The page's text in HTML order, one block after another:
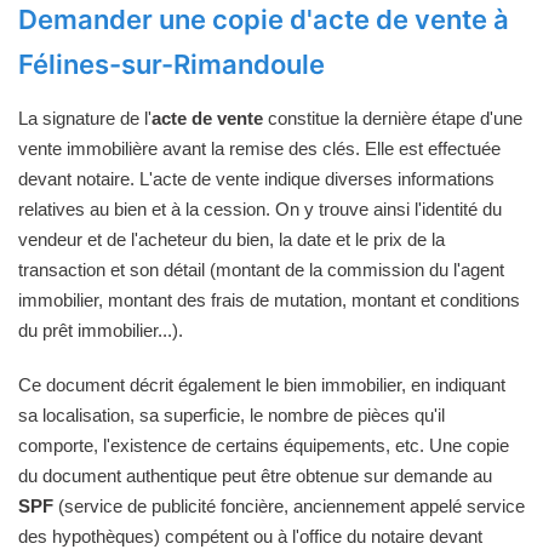
Demander une copie d'acte de vente à
Félines-sur-Rimandoule
La signature de l'acte de vente constitue la dernière étape d'une
vente immobilière avant la remise des clés. Elle est effectuée
devant notaire. L'acte de vente indique diverses informations
relatives au bien et à la cession. On y trouve ainsi l'identité du
vendeur et de l'acheteur du bien, la date et le prix de la
transaction et son détail (montant de la commission du l'agent
immobilier, montant des frais de mutation, montant et conditions
du prêt immobilier...).
Ce document décrit également le bien immobilier, en indiquant
sa localisation, sa superficie, le nombre de pièces qu'il
comporte, l'existence de certains équipements, etc. Une copie
du document authentique peut être obtenue sur demande au
SPF (service de publicité foncière, anciennement appelé service
des hypothèques) compétent ou à l'office du notaire devant